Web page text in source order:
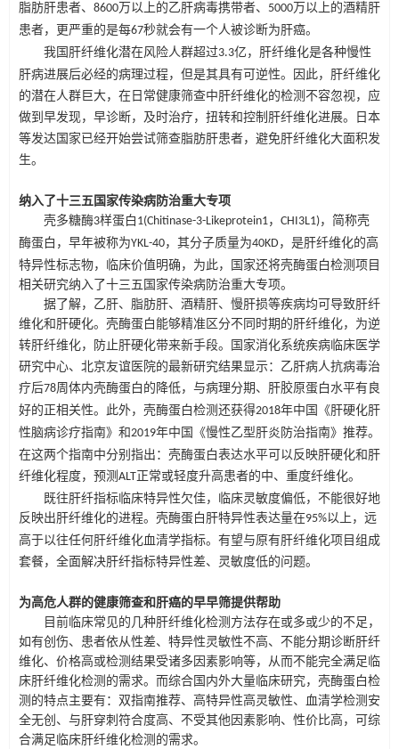
脂肪肝患者、 8600万以上的乙肝病毒携带者、 5000万以上的酒精肝
患者，更严重的是每67秒就会有一个人被诊断为肝癌。
我国肝纤维化潜在风险人群超过3.3亿，肝纤维化是各种慢性
肝病进展后必经的病理过程，但是其具有可逆性。因此，肝纤维化
的潜在人群巨大，在日常健康筛查中肝纤维化的检测不容忽视，应
做到早发现，早诊断，及时治疗，扭转和控制肝纤维化进展。日本
等发达国家已经开始尝试筛查脂肪肝患者，避免肝纤维化大面积发
生。
纳入了十三五国家传染病防治重大专项
壳多糖酶3样蛋白 1(Chitinase-3-Likeprotein1， CHI3L1)，简称壳
酶蛋白，早年被称为YKL-40，其分子质量为40KD，是肝纤维化的高
特异性标志物，临床价值明确，为此，国家还将壳酶蛋白检测项目
相关研究纳入了十三五国家传染病防治重大专项。
据了解，乙肝、脂肪肝、酒精肝、慢肝损等疾病均可导致肝纤
维化和肝硬化。壳酶蛋白 能够精准区分不同时期的肝纤维化，为逆
转肝纤维化，防止肝硬化带来新手段。国家消化系统疾病临床医学
研究中心、北京友谊医院的最新研究结果显示：乙肝病人抗病毒治
疗后78周体内壳酶蛋白的降低，与病理分期、肝胶原蛋白水平有良
好的正相关性。此外，壳酶蛋白检测还获得2018年中国《肝硬化肝
性脑病诊疗指南》和2019年中国《慢性乙型肝炎防治指南》推荐。
在这两个指南中分别指出：壳酶蛋白表达水平可以反映肝硬化和肝
纤维化程度，预测 ALT正常或轻度升高患者的中、重度纤维化。
既往肝纤指标临床特异性欠佳，临床灵敏度偏低，不能很好地
反映出肝纤维化的进程。壳酶蛋白 肝特异性表达量在95%以上，远
高于以往任何肝纤维化血清学指标。有望与原有肝纤维化项目组成
套餐，全面解决肝纤指标特异性差、灵敏度低的问题。
为高危人群的健康筛查和肝癌的早早筛提供帮助
目前临床常见的几种肝纤维化检测方法存在或多或少的不足，
如有创伤、患者依从性差、特异性灵敏性不高、不能分期诊断肝纤
维化、价格高或检测结果受诸多因素影响等，从而不能完全满足临
床肝纤维化检测的需求。而综合国内外大量临床研究，壳酶蛋白检
测的特点主要有：双指南推荐、高特异性高灵敏性、血清学检测安
全无创、与肝穿刺符合度高、不受其他因素影响、性价比高，可综
合满足临床肝纤维化检测的需求。